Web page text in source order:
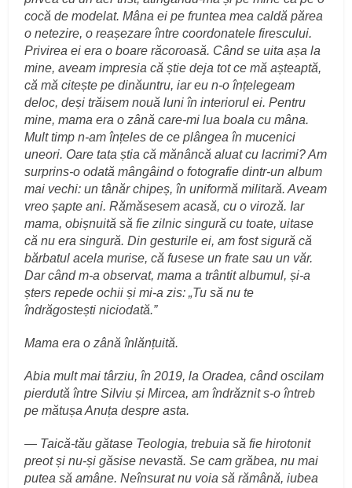
cocă de modelat. Mâna ei pe fruntea mea caldă părea
o netezire, o reașezare între coordonatele firescului.
Privirea ei era o boare răcoroasă. Când se uita așa la
mine, aveam impresia că știe deja tot ce mă așteaptă,
că mă citește pe dinăuntru, iar eu n-o înțelegeam
deloc, deși trăisem nouă luni în interiorul ei. Pentru
mine, mama era o zână care-mi lua boala cu mâna.
Mult timp n-am înțeles de ce plângea în mucenici
uneori. Oare tata știa că mănâncă aluat cu lacrimi? Am
surprins-o odată mângâind o fotografie dintr-un album
mai vechi: un tânăr chipeș, în uniformă militară. Aveam
vreo șapte ani. Rămăsesem acasă, cu o viroză. Iar
mama, obișnuită să fie zilnic singură cu toate, uitase
că nu era singură. Din gesturile ei, am fost sigură că
bărbatul acela murise, că fusese un frate sau un văr.
Dar când m-a observat, mama a trântit albumul, și-a
șters repede ochii și mi-a zis: „Tu să nu te
îndrăgostești niciodată.”
Mama era o zână înlănțuită.
Abia mult mai târziu, în 2019, la Oradea, când oscilam
pierdută între Silviu și Mircea, am îndrăznit s-o întreb
pe mătușa Anuța despre asta.
— Taică-tău gătase Teologia, trebuia să fie hirotonit
preot și nu-și găsise nevastă. Se cam grăbea, nu mai
putea să amâne. Neînsurat nu voia să rămână, iubea